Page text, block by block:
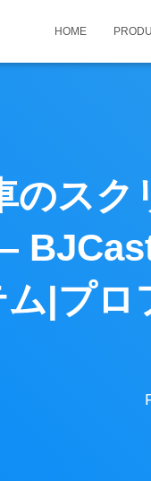
HOME
のスク
ム|プロ